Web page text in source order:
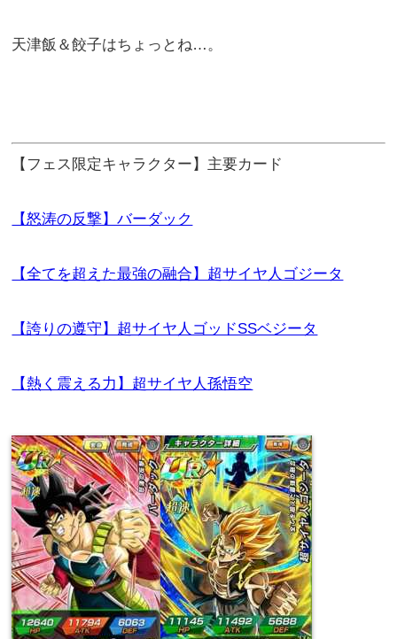
天津飯＆餃子はちょっとね…。
【フェス限定キャラクター】主要カード
【怒涛の反撃】バーダック
【全てを超えた最強の融合】超サイヤ人ゴジータ
【誇りの遵守】超サイヤ人ゴッドSSベジータ
【熱く震える力】超サイヤ人孫悟空